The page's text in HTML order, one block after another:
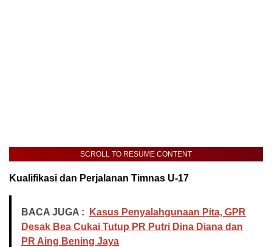
SCROLL TO RESUME CONTENT
Kualifikasi dan Perjalanan Timnas U-17
BACA JUGA :
Kasus Penyalahgunaan Pita, GPR
Desak Bea Cukai Tutup PR Putri Dina Diana dan
PR Aing Bening Jaya